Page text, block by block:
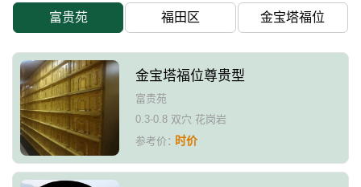
富贵苑 福田区 金宝塔福位
金宝塔福位尊贵型
富贵苑
0.3-0.8 双穴 花岗岩
参考价：时价